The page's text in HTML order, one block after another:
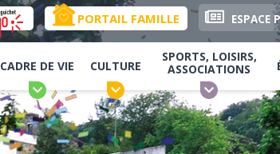
PORTAIL FAMILLE ESPACE
CADRE DE VIE CULTURE
SPORTS, LOISIRS,
ASSOCIATIONS